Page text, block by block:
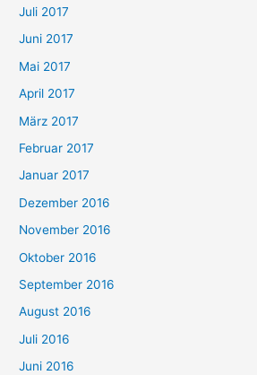
Juli 2017
Juni 2017
Mai 2017
April 2017
März 2017
Februar 2017
Januar 2017
Dezember 2016
November 2016
Oktober 2016
September 2016
August 2016
Juli 2016
Juni 2016